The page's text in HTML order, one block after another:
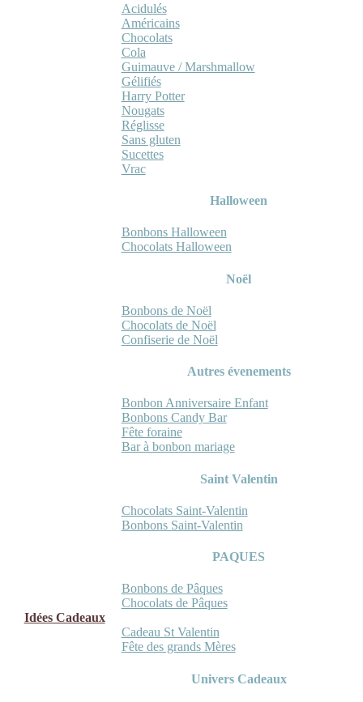
Acidulés
Américains
Chocolats
Cola
Guimauve / Marshmallow
Gélifiés
Harry Potter
Nougats
Réglisse
Sans gluten
Sucettes
Vrac
Halloween
Bonbons Halloween
Chocolats Halloween
Noël
Bonbons de Noël
Chocolats de Noël
Confiserie de Noël
Autres évenements
Bonbon Anniversaire Enfant
Bonbons Candy Bar
Fête foraine
Bar à bonbon mariage
Saint Valentin
Chocolats Saint-Valentin
Bonbons Saint-Valentin
PAQUES
Bonbons de Pâques
Chocolats de Pâques
Idées Cadeaux
Cadeau St Valentin
Fête des grands Mères
Univers Cadeaux